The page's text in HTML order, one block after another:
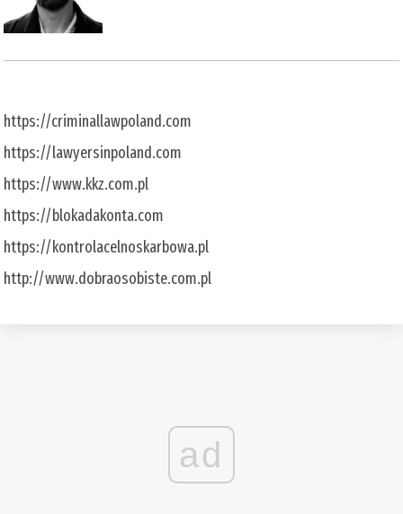
https://criminallawpoland.com
https://lawyersinpoland.com
https://www.kkz.com.pl
https://blokadakonta.com
https://kontrolacelnoskarbowa.pl
http://www.dobraosobiste.com.pl
ad